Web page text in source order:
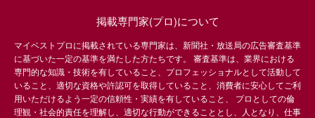
掲載専門家(プロ)について
マイベストプロに掲載されている専門家は、新聞社・放送局の広告審査基準
に基づいた一定の基準を満たした方たちです。 審査基準は、業界における
専門的な知識・技術を有していること、プロフェッショナルとして活動して
いること、適切な資格や許認可を取得していること、消費者に安心してご利
用いただけるよう一定の信頼性・実績を有していること、 プロとしての倫
理観・社会的責任を理解し、適切な行動ができることとし、人となり、仕事